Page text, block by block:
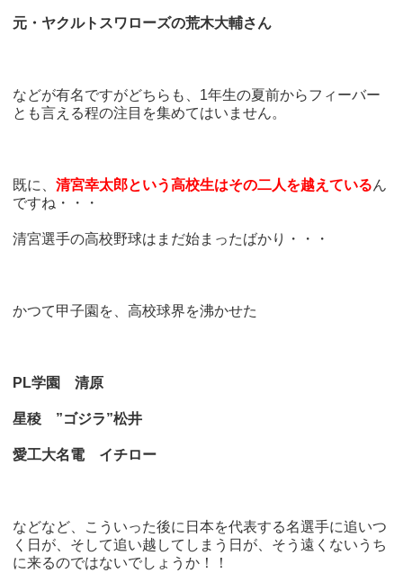
元・ヤクルトスワローズの荒木大輔さん
などが有名ですがどちらも、1年生の夏前からフィーバー
とも言える程の注目を集めてはいません。
既に、清宮幸太郎という高校生はその二人を越えているん
ですね・・・
清宮選手の高校野球はまだ始まったばかり・・・
かつて甲子園を、高校球界を沸かせた
PL学園 清原
星稜 ”ゴジラ”松井
愛工大名電 イチロー
などなど、こういった後に日本を代表する名選手に追いつ
く日が、そして追い越してしまう日が、そう遠くないうち
に来るのではないでしょうか！！